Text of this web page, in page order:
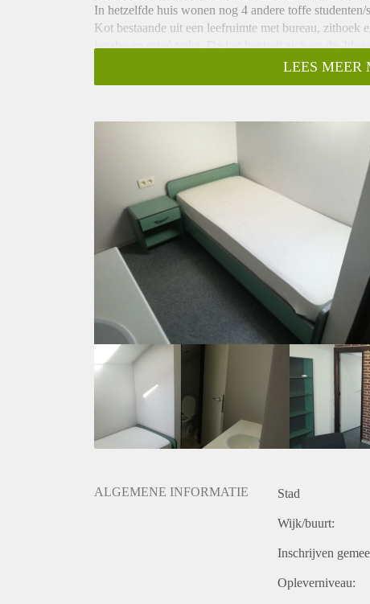
In hetzelfde huis wonen nog 4 andere toffe studenten/
Kot bestaande uit een leefruimte met bureau, zithoek
lavabo en privé toilet. De kot bevindt zich op de 2de
Gemeenschappelijke keuken is net vernieuwd.
Deze kot is te huur voor 485€/maand, dit is inclusief
LEES MEER
ALGEMENE INFORMATIE Stad
Wijk/buurt:
Inschrijven
Opleverniveau: